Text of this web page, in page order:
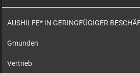
AUSHILFE* IN GERINGFÜGIGER
Gmunden
Vertrieb